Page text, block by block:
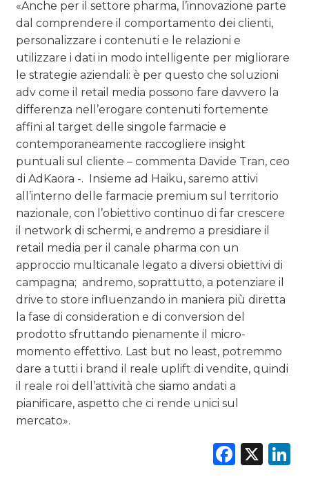
«Anche per il settore pharma, l’innovazione parte
dal comprendere il comportamento dei clienti,
personalizzare i contenuti e le relazioni e
utilizzare i dati in modo intelligente per migliorare
le strategie aziendali: è per questo che soluzioni
adv come il retail media possono fare davvero la
differenza nell’erogare contenuti fortemente
affini al target delle singole farmacie e
contemporaneamente raccogliere insight
puntuali sul cliente – commenta Davide Tran, ceo
di AdKaora -. Insieme ad Haiku, saremo attivi
all’interno delle farmacie premium sul territorio
nazionale, con l’obiettivo continuo di far crescere
il network di schermi, e andremo a presidiare il
retail media per il canale pharma con un
approccio multicanale legato a diversi obiettivi di
campagna; andremo, soprattutto, a potenziare il
drive to store influenzando in maniera più diretta
la fase di consideration e di conversion del
prodotto sfruttando pienamente il micro-
momento effettivo. Last but no least, potremmo
dare a tutti i brand il reale uplift di vendite, quindi
il reale roi dell’attività che siamo andati a
pianificare, aspetto che ci rende unici sul
mercato».
X